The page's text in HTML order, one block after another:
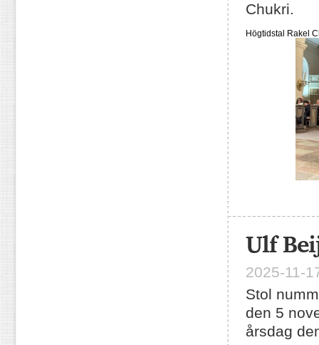
Chukri.
Högtidstal Rakel
Ulf
2025-11-
Stol
den 5
årsdag